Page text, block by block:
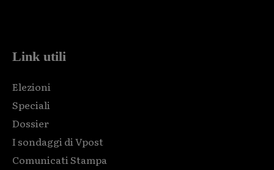
Link utili
Elezioni
Speciali
Dossier
I sondaggi di Vpost
Comunicati Stampa